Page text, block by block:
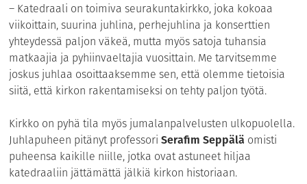
– Katedraali on toimiva seurakuntakirkko, joka kokoaa
viikoittain, suurina juhlina, perhejuhlina ja konserttien
yhteydessä paljon väkeä, mutta myös satoja tuhansia
matkaajia ja pyhiinvaeltajia vuosittain. Me tarvitsemme
joskus juhlaa osoittaaksemme sen, että olemme tietoisia
siitä, että kirkon rakentamiseksi on tehty paljon työtä.
Kirkko on pyhä tila myös jumalanpalvelusten ulkopuolella.
Juhlapuheen pitänyt professoriSerafim Seppälä omisti
puheensa kaikille niille, jotka ovat astuneet hiljaa
katedraaliin jättämättä jälkiä kirkon historiaan.